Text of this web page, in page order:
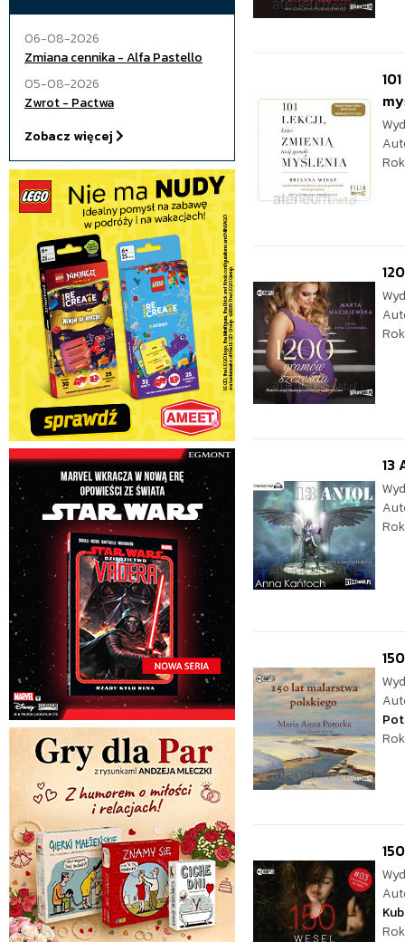
06-08-2026
Zmiana cennika - Alfa Pastello
05-08-2026
Zwrot - Pactwa
Zobacz więcej
13